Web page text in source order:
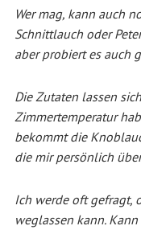
Wer mag, kann auch
Schnittlauch oder
aber probiert es auch
Die Zutaten lassen
Zimmertemperatur
bekommt die
die mir persönlich
Ich werde oft gefragt,
weglassen kann.